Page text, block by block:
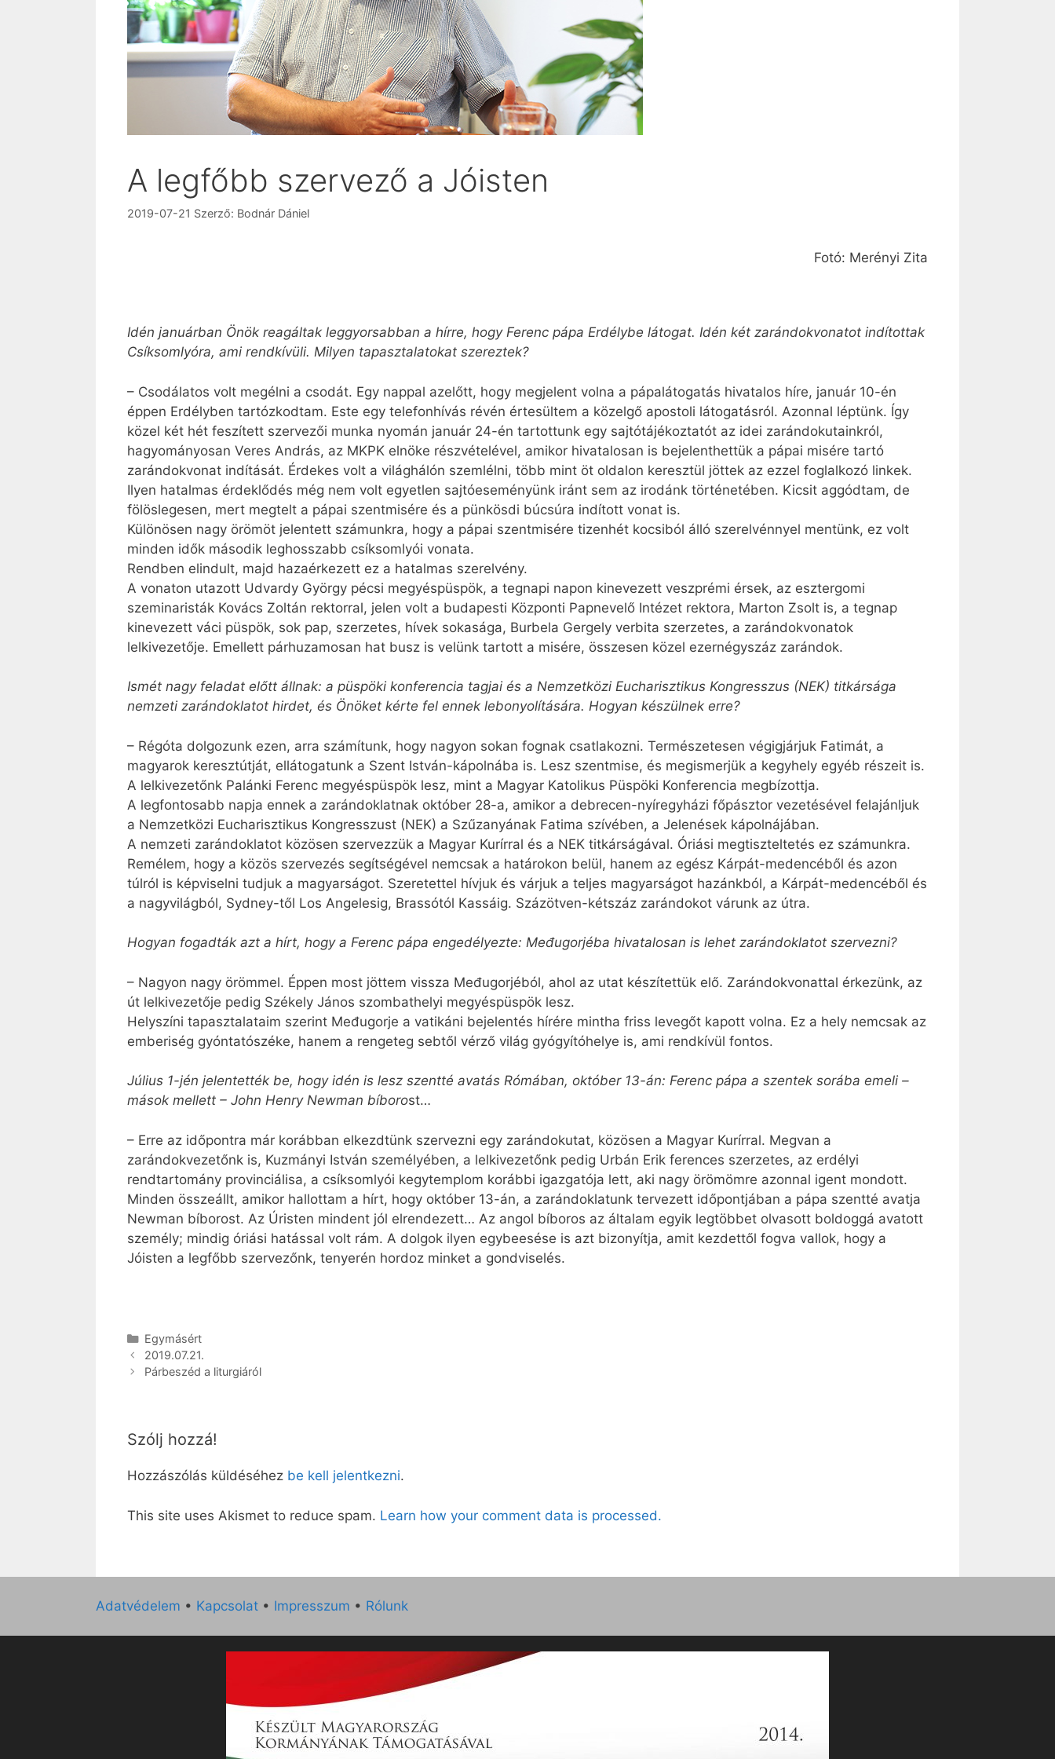
A legfőbb szervező a Jóisten
2019-07-21 Szerző: Bodnár Dániel
Fotó: Merényi Zita
Idén januárban Önök reagáltak leggyorsabban a hírre, hogy Ferenc pápa Erdélybe látogat. Idén két zarándokvonatot indítottak
Csíksomlyóra, ami rendkívüli. Milyen tapasztalatokat szereztek?
– Csodálatos volt megélni a csodát. Egy nappal azelőtt, hogy megjelent volna a pápalátogatás hivatalos híre, január 10-én
éppen Erdélyben tartózkodtam. Este egy telefonhívás révén értesültem a közelgő apostoli látogatásról. Azonnal léptünk. Így
közel két hét feszített szervezői munka nyomán január 24-én tartottunk egy sajtótájékoztatót az idei zarándokutainkról,
hagyományosan Veres András, az MKPK elnöke részvételével, amikor hivatalosan is bejelenthettük a pápai misére tartó
zarándokvonat indítását. Érdekes volt a világhálón szemlélni, több mint öt oldalon keresztül jöttek az ezzel foglalkozó linkek.
Ilyen hatalmas érdeklődés még nem volt egyetlen sajtóeseményünk iránt sem az irodánk történetében. Kicsit aggódtam, de
fölöslegesen, mert megtelt a pápai szentmisére és a pünkösdi búcsúra indított vonat is.
Különösen nagy örömöt jelentett számunkra, hogy a pápai szentmisére tizenhét kocsiból álló szerelvénnyel mentünk, ez volt
minden idők második leghosszabb csíksomlyói vonata.
Rendben elindult, majd hazaérkezett ez a hatalmas szerelvény.
A vonaton utazott Udvardy György pécsi megyéspüspök, a tegnapi napon kinevezett veszprémi érsek, az esztergomi
szeminaristák Kovács Zoltán rektorral, jelen volt a budapesti Központi Papnevelő Intézet rektora, Marton Zsolt is, a tegnap
kinevezett váci püspök, sok pap, szerzetes, hívek sokasága, Burbela Gergely verbita szerzetes, a zarándokvonatok
lelkivezetője. Emellett párhuzamosan hat busz is velünk tartott a misére, összesen közel ezernégyszáz zarándok.
Ismét nagy feladat előtt állnak: a püspöki konferencia tagjai és a Nemzetközi Eu­charisztikus Kongresszus (NEK) titkársága
nemzeti zarándoklatot hirdet, és Önöket kérte fel ennek lebonyolítására. Hogyan készülnek erre?
– Régóta dolgozunk ezen, arra számítunk, hogy nagyon sokan fognak csatlakozni. Természetesen végigjárjuk Fatimát, a
magyarok keresztútját, ellátogatunk a Szent István-kápolnába is. Lesz szentmise, és megismerjük a kegyhely egyéb részeit is.
A lelkivezetőnk Palánki Ferenc megyéspüspök lesz, mint a Magyar Katolikus Püspöki Konferencia megbízottja.
A legfontosabb napja ennek a zarándoklatnak október 28-a, amikor a debrecen-nyíregyházi főpásztor vezetésével felajánljuk
a Nemzetközi Eucharisztikus Kongresszust (NEK) a Szűzanyának Fatima szívében, a Jelenések kápolnájában.
A nemzeti zarándoklatot közösen szervezzük a Magyar Kurírral és a NEK titkárságával. Óriási megtiszteltetés ez számunkra.
Remélem, hogy a közös szervezés segítségével nemcsak a határokon belül, hanem az egész Kárpát-medencéből és azon
túlról is képviselni tudjuk a magyarságot. Szeretettel hívjuk és várjuk a teljes magyarságot hazánkból, a Kárpát-medencéből és
a nagyvilágból, Sydney-től Los Angelesig, Brassótól Kassáig. Százötven-kétszáz zarándokot várunk az útra.
Hogyan fogadták azt a hírt, hogy a Ferenc pápa engedélyezte: Međugorjéba hivatalosan is lehet zarándoklatot szervezni?
– Nagyon nagy örömmel. Éppen most jöttem vissza Međugorjéból, ahol az utat készítettük elő. Zarándokvonattal érkezünk, az
út lelkivezetője pedig Székely János szombathelyi megyéspüspök lesz.
Helyszíni tapasztalataim szerint Međugorje a vatikáni bejelentés hírére mintha friss levegőt kapott volna. Ez a hely nemcsak az
emberiség gyóntatószéke, hanem a rengeteg sebtől vérző világ gyógyítóhelye is, ami rendkívül fontos.
Július 1-jén jelentették be, hogy idén is lesz szentté avatás Rómában, október 13-án: Ferenc pápa a szentek sorába emeli –
mások mellett – John Henry Newman bíborost…
– Erre az időpontra már korábban elkezdtünk szervezni egy zarándokutat, közösen a Magyar Kurírral. Megvan a
zarándokvezetőnk is, Kuzmányi István személyében, a lelkivezetőnk pedig Urbán Erik ferences szerzetes, az erdélyi
rendtartomány provinciálisa, a csíksomlyói kegytemplom korábbi igazgatója lett, aki nagy örömömre azonnal igent mondott.
Minden összeállt, amikor hallottam a hírt, hogy október 13-án, a zarándoklatunk tervezett időpontjában a pápa szentté avatja
Newman bíborost. Az Úristen mindent jól elrendezett… Az angol bíboros az általam egyik legtöbbet olvasott boldoggá avatott
személy; mindig óriási hatással volt rám. A dolgok ilyen egybeesése is azt bizonyítja, amit kezdettől fogva vallok, hogy a
Jóisten a legfőbb szervezőnk, tenyerén hordoz minket a gondviselés.
Kategória
Egymásért
2019.07.21.
Párbeszéd a liturgiáról
Szólj hozzá!
Hozzászólás küldéséhez be kell jelentkezni.
This site uses Akismet to reduce spam. Learn how your comment data is processed.
Adatvédelem • Kapcsolat • Impresszum • Rólunk